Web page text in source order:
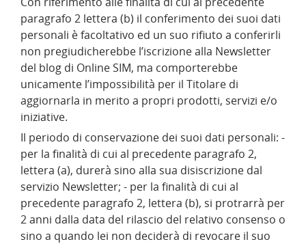
paragrafo 2 lettera (b) il conferimento dei suoi dati
personali è facoltativo ed un suo rifiuto a conferirli
non pregiudicherebbe l’iscrizione alla Newsletter
del blog di Online SIM, ma comporterebbe
unicamente l’impossibilità per il Titolare di
aggiornarla in merito a propri prodotti, servizi e/o
iniziative.
Il periodo di conservazione dei suoi dati personali: -
per la finalità di cui al precedente paragrafo 2,
lettera (a), durerà sino alla sua disiscrizione dal
servizio Newsletter; - per la finalità di cui al
precedente paragrafo 2, lettera (b), si protrarrà per
2 anni dalla data del rilascio del relativo consenso o
sino a quando lei non deciderà di revocare il suo